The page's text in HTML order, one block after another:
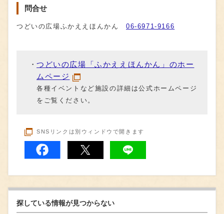
問合せ
つどいの広場ふかええほんかん 06-6971-9166
つどいの広場「ふかええほんかん」のホー
ムページ
各種イベントなど施設の詳細は公式ホームページ
をご覧ください。
SNSリンクは別ウィンドウで開きます
探している情報が見つからない